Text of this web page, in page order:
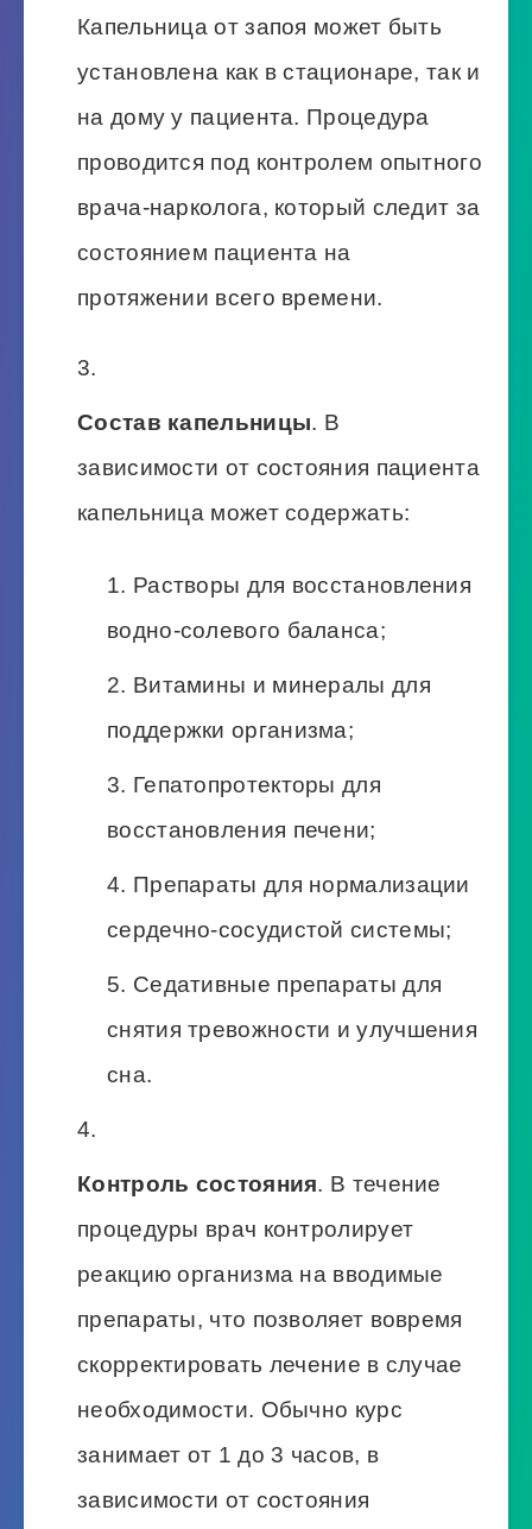
Капельница от запоя может быть
установлена как в стационаре, так и
на дому у пациента. Процедура
проводится под контролем опытного
врача-нарколога, который следит за
состоянием пациента на
протяжении всего времени.
Состав капельницы. В
зависимости от состояния пациента
капельница может содержать:
Растворы для восстановления
водно-солевого баланса;
Витамины и минералы для
поддержки организма;
Гепатопротекторы для
восстановления печени;
Препараты для нормализации
сердечно-сосудистой системы;
Седативные препараты для
снятия тревожности и улучшения
сна.
Контроль состояния. В течение
процедуры врач контролирует
реакцию организма на вводимые
препараты, что позволяет вовремя
скорректировать лечение в случае
необходимости. Обычно курс
занимает от 1 до 3 часов, в
зависимости от состояния